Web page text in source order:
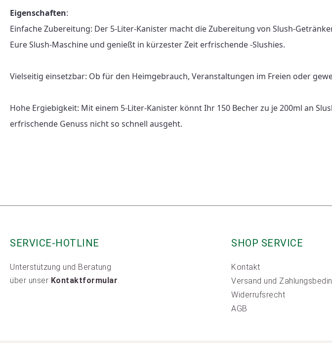
Eigenschaften:
Einfache Zubereitung: Der 5-Liter-Kanister macht die Zubereitung von Slush-
Eure Slush-Maschine und genießt in kürzester Zeit erfrischende -Slushies.
Vielseitig einsetzbar: Ob für den Heimgebrauch, Veranstaltungen im Freien oder
Hohe Ergiebigkeit: Mit einem 5-Liter-Kanister könnt Ihr 150 Becher zu je 200ml an
erfrischende Genuss nicht so schnell ausgeht.
SERVICE-HOTLINE
Unterstützung und Beratung
über unser Kontaktformular.
SHOP SERVICE
Kontakt
Versand und
Widerrufsrecht
AGB